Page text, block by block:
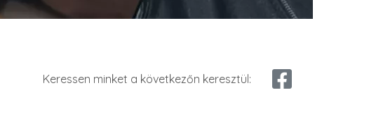
Keressen minket a következőn keresztül: